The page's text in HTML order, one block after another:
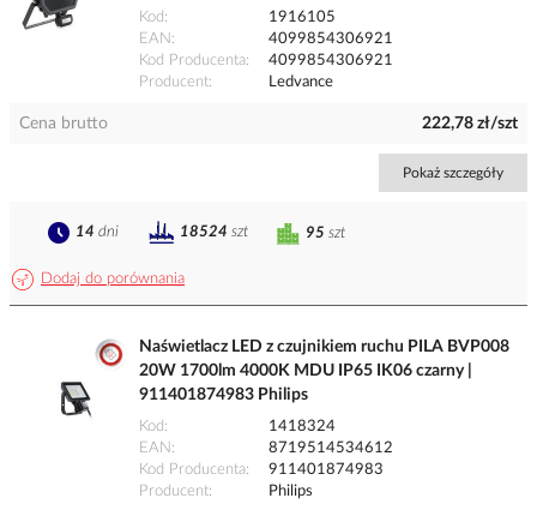
Kod
1916105
EAN
4099854306921
Kod Producenta
4099854306921
Producent
Ledvance
Cena brutto 222,78 zł/szt
Pokaż szczegóły
Dodaj do porównania
95 szt
14 dni 18524 szt
Naświetlacz LED z czujnikiem ruchu PILA BVP008
20W 1700lm 4000K MDU IP65 IK06 czarny |
911401874983 Philips
Kod
1418324
EAN
8719514534612
Kod Producenta
911401874983
Producent
Philips